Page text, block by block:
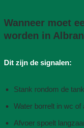
Wanneer moet
worden in
Dit zijn de signalen:
Stank rondom de
Water borrelt in wc of
Afvoer spoelt